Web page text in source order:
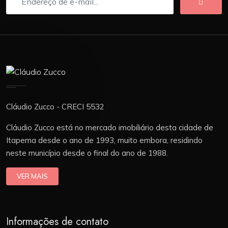
Cláudio Zucco - CRECI 5532
Cláudio Zucco está no mercado imobiliário desta cidade de
Itapema desde o ano de 1993, muito embora, residindo
neste município desde o final do ano de 1988.
VER MAIS
Informações de contato